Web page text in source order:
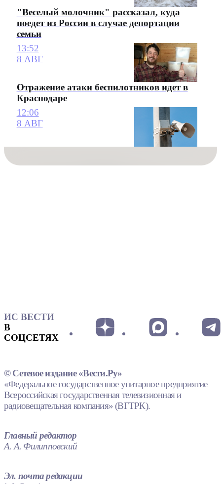
"Веселый молочник" рассказал, куда
поедет из России в случае депортации
семьи
13:52
8 АВГ
Отражение атаки беспилотников идет в
Краснодаре
12:06
8 АВГ
ИС ВЕСТИ
В
СОЦСЕТЯХ
© Сетевое издание «Вести.Ру»
«Федеральное государственное унитарное предприятие
Всероссийская государственная телевизионная и
радиовещательная компания» (ВГТРК).
Главный редактор
А. А. Филипповский
Эл. почта редакции